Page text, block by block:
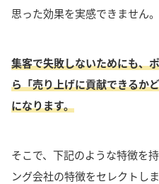
思った効果を実感できません。
集客で失敗しないためにも、
ら「売り上げに貢献できるか
になります。
そこで、下記のような特徴を
ング会社の特徴をセレクトしま